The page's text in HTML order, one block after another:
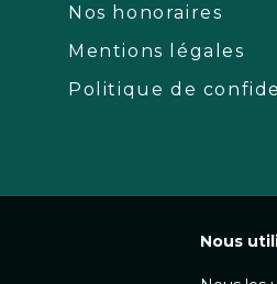
Nos honoraires
Mentions légales
Politique de
Nous